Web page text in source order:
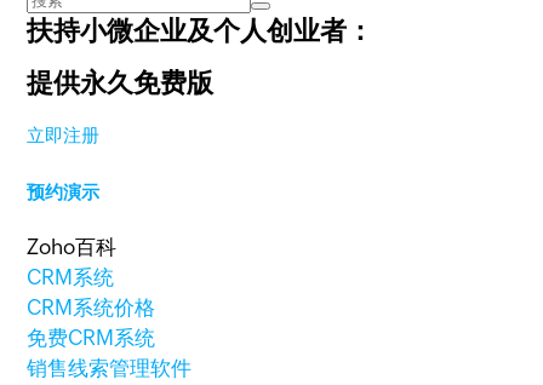
扶持小微企业及个人创业者：
提供永久免费版
立即注册
预约演示
Zoho百科
CRM系统
CRM系统价格
免费CRM系统
销售线索管理软件